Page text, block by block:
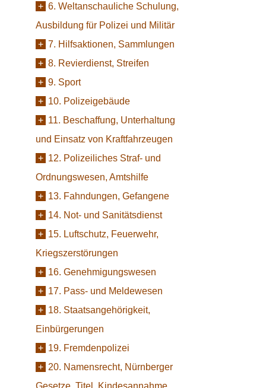
+ 6. Weltanschauliche Schulung,
Ausbildung für Polizei und Militär
+ 7. Hilfsaktionen, Sammlungen
+ 8. Revierdienst, Streifen
+ 9. Sport
+ 10. Polizeigebäude
+ 11. Beschaffung, Unterhaltung
und Einsatz von Kraftfahrzeugen
+ 12. Polizeiliches Straf- und
Ordnungswesen, Amtshilfe
+ 13. Fahndungen, Gefangene
+ 14. Not- und Sanitätsdienst
+ 15. Luftschutz, Feuerwehr,
Kriegszerstörungen
+ 16. Genehmigungswesen
+ 17. Pass- und Meldewesen
+ 18. Staatsangehörigkeit,
Einbürgerungen
+ 19. Fremdenpolizei
+ 20. Namensrecht, Nürnberger
Gesetze, Titel, Kindesannahme